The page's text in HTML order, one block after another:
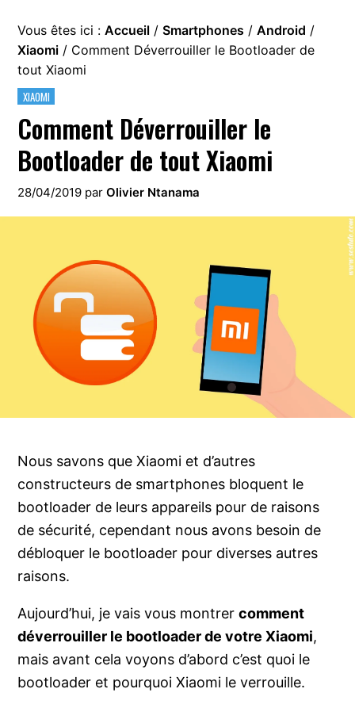
Vous êtes ici :Accueil / Smartphones / Android /
Xiaomi / Comment Déverrouiller le Bootloader de
tout Xiaomi
XIAOMI
Comment Déverrouiller le
Bootloader de tout Xiaomi
28/04/2019 parOlivier Ntanama
Nous savons que Xiaomi et d’autres
constructeurs de smartphones bloquent le
bootloader de leurs appareils pour de raisons
de sécurité, cependant nous avons besoin de
débloquer le bootloader pour diverses autres
raisons.
Aujourd’hui, je vais vous montrercomment
déverrouiller le bootloader de votre Xiaomi,
mais avant cela voyons d’abord c’est quoi le
bootloader et pourquoi Xiaomi le verrouille.